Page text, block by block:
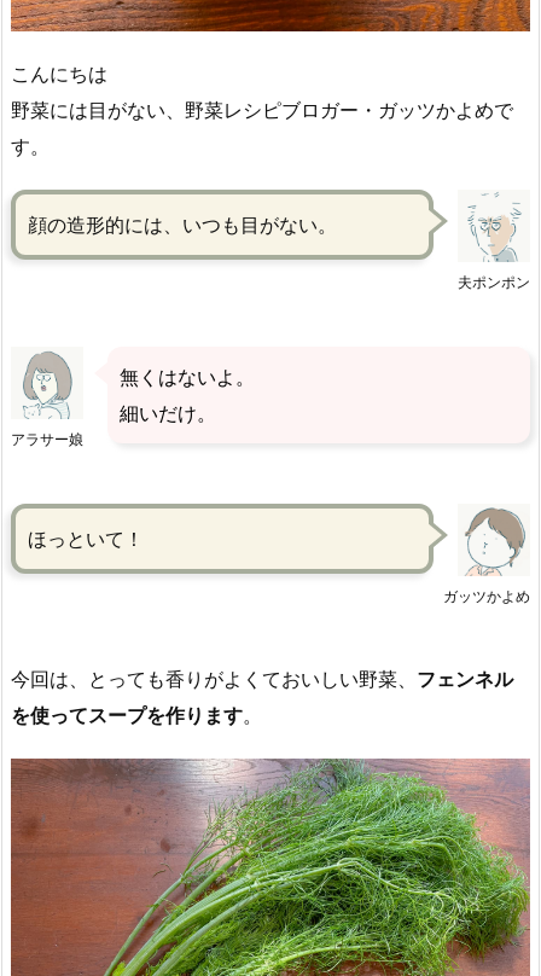
こんにちは
野菜には目がない、野菜レシピブロガー・ガッツかよめで
す。
夫ポンポン
顔の造形的には、いつも目がない。
アラサー娘
無くはないよ。
細いだけ。
ガッツかよめ
ほっといて！
今回は、とっても香りがよくておいしい野菜、 フェンネル
を使ってスープを作ります。